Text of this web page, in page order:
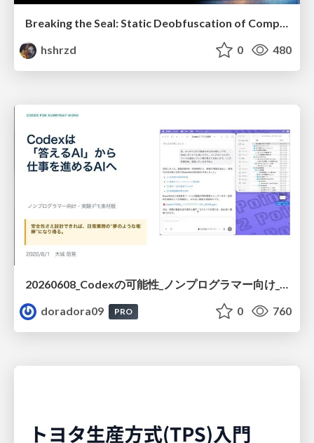
hshrzd
0 480
20260608_Codexの可能性_ノンプログラマー向け_大城追記
doradora09
PRO 0 760